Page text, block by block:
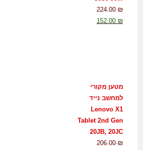
224.00₪
152.00 ₪
מטען מקורי
למחשב נייד
Lenovo X1
Tablet 2nd Gen
20JB, 20JC
206.00₪